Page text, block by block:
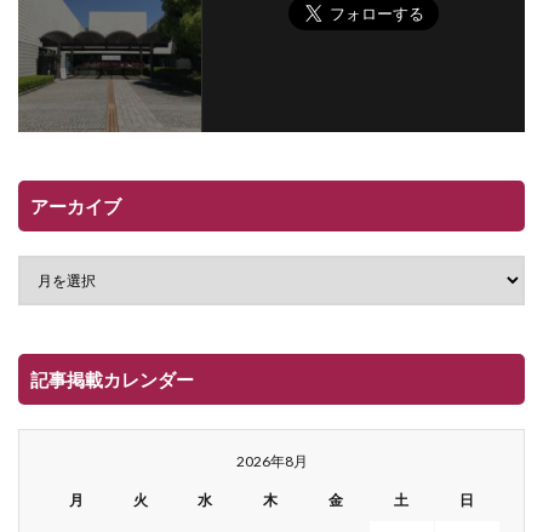
アーカイブ
記事掲載カレンダー
2026年8月
月 火 水 木 金 土 日